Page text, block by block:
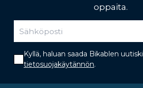
oppaita.
Kyllä, haluan saada Bikablen
tietosuojakäytännön.